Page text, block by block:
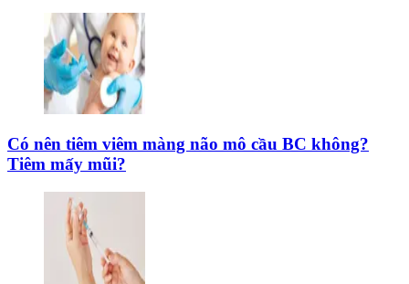
Có nên tiêm viêm màng não mô cầu BC không?
Tiêm mấy mũi?